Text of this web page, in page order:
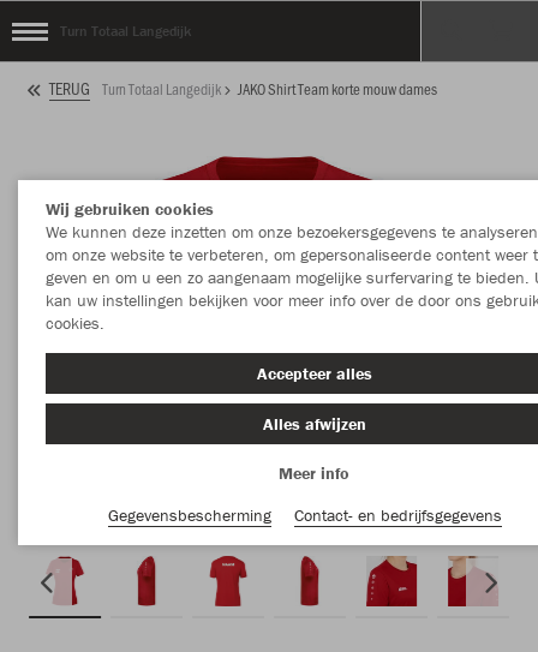
Turn Totaal Langedijk
TERUG Turn Totaal Langedijk JAKO Shirt Team korte mouw dames
Wij gebruiken cookies
We kunnen deze inzetten om onze bezoekersgegevens te
om onze website te verbeteren, om gepersonaliseerde content weer
geven en om u een zo aangenaam mogelijke surfervaring te bieden.
kan uw instellingen bekijken voor meer info over de door ons
cookies.
Accepteer alles
Alles afwijzen
Meer info
Gegevensbescherming
Contact- en bedrijfsgegevens